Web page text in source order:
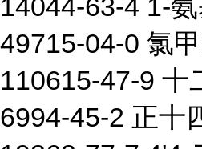
14044-63-4 1-
49715-04-0 氯
110615-47-9 十
6994-45-2 正十